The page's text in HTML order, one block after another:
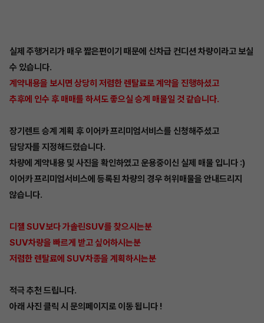
실제 주행거리가 매우 짧은편이기 때문에 신차급 컨디션 차량이라고 보실
수 있습니다.
계약내용을 보시면 상당히 저렴한 렌탈료로 계약을 진행하셨고
추후에 인수 후 매매를 하셔도 좋으실 승계 매물일 것 같습니다.
장기렌트 승계 계획 후 이어카 프리미엄서비스를 신청해주셨고
담당자를 지정해드렸습니다.
차량에 계약내용 및 사진을 확인하였고 운용중이신 실제 매물 입니다 :)
이어카 프리미엄서비스에 등록된 차량의 경우 허위매물을 안내드리지
않습니다.
디젤 SUV보다 가솔린SUV를 찾으시는분
SUV차량을 빠르게 받고 싶어하시는분
저렴한 렌탈료에 SUV차종을 계획하시는분
적극 추천 드립니다.
아래 사진 클릭 시 문의페이지로 이동 됩니다 !